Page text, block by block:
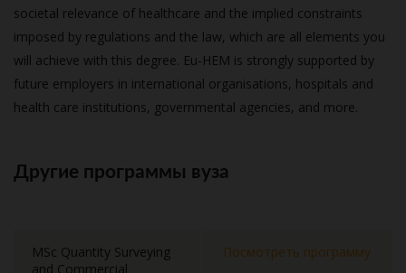
societal relevance of healthcare and the implied constraints
imposed by regulations and the law, which are all elements you
will achieve with this degree. Eu-HEM is strongly supported by
future employers in international organisations, hospitals and
health care institutions, governmental agencies, and more.
Другие программы вуза
MSc Quantity Surveying
and Commercial
Посмотреть программу